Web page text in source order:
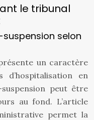
le tribunal
selon
un caractère
d’hospitalisation en
peut être
au fond. L’article
permet la